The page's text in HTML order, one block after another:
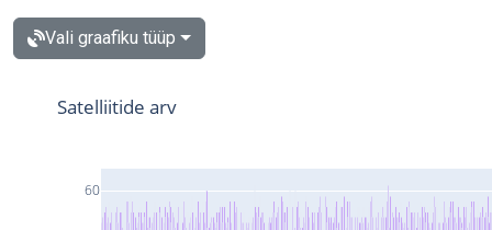
Vali graafiku tüüp
60
Satelliitide arv